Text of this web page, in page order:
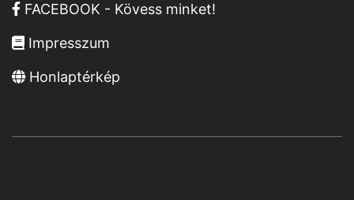
FACEBOOK - Kövess minket!
Impresszum
Honlaptérkép